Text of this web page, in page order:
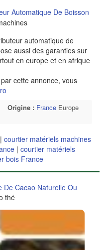
Automatique De Boisson
automatique de
aussi des garanties sur
en europe et en afrique
cette annonce, vous
Origine : France Europe
| courtier matériels machines
| courtier matériels
bois France
De Cacao Naturelle Ou
thé